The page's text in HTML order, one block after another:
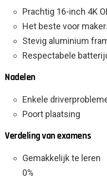
Prachtig 16-inch 4K
Het beste voor
Stevig aluminium
Respectabele
Nadelen
Enkele
Poort plaatsing
Verdeling van examens
Gemakkelijk te leren
0%